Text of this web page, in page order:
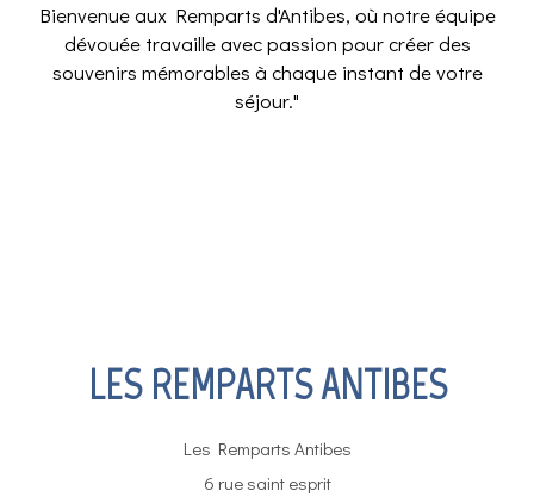
Bienvenue aux Remparts d'Antibes, où notre équipe
dévouée travaille avec passion pour créer des
souvenirs mémorables à chaque instant de votre
séjour."
LES REMPARTS ANTIBES
Les Remparts Antibes
6 rue saint esprit